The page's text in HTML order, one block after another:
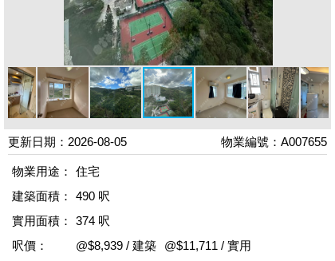
更新日期：2026-08-05 物業編號：A007655
物業用途：
住宅
建築面積：
490 呎
實用面積：
374 呎
呎價：
@$8,939 / 建築
@$11,711 / 實用